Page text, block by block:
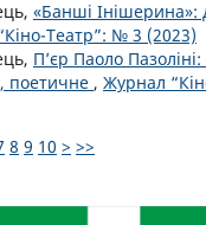
«Банші Інішерина»:
Театр”: № 3 (2023)
П’єр Паоло
поетичне , Журнал
8 9 10 > >>